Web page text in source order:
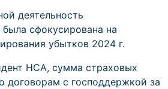
деятельность
сфокусирована на
убытков 2024 г.
НСА, сумма страховых
договорам с господдержкой за